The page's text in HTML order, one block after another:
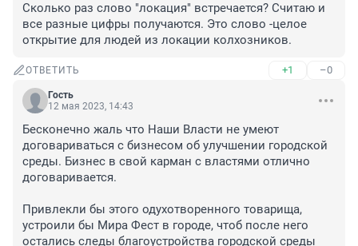
Сколько раз слово "локация" встречается? Считаю и
все разные цифры получаются. Это слово -целое
открытие для людей из локации колхозников.
ОТВЕТИТЬ +1 –0
Гость
12 мая 2023, 14:43
Бесконечно жаль что Наши Власти не умеют
договариваться с бизнесом об улучшении городской
среды. Бизнес в свой карман с властями отлично
договаривается.
Привлекли бы этого одухотворенного товарища,
устроили бы Мира Фест в городе, чтоб после него
остались следы благоустройства городской среды